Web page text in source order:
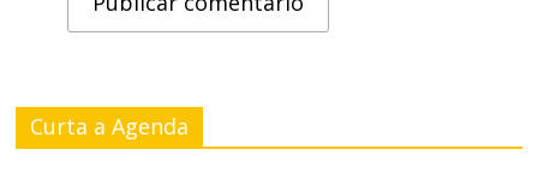
Curta a Agenda